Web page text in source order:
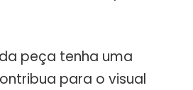
peça tenha uma
para o visual